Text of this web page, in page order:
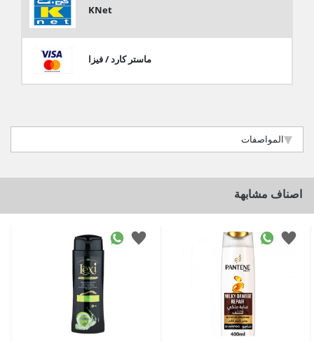
KNet
ماستر كارد / فيزا
المواصفات
اصناف مشابهة